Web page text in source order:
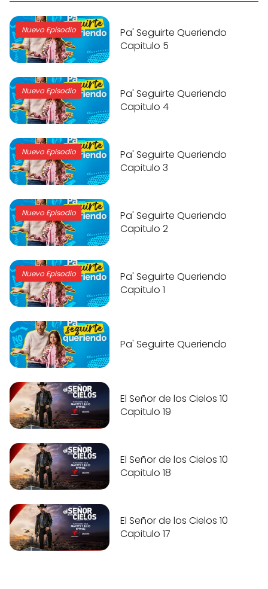
Nuevo Episodio
Pa' Seguirte Queriendo
Capitulo 5
Nuevo Episodio
Pa' Seguirte Queriendo
Capitulo 4
Nuevo Episodio
Pa' Seguirte Queriendo
Capitulo 3
Nuevo Episodio
Pa' Seguirte Queriendo
Capitulo 2
Nuevo Episodio
Pa' Seguirte Queriendo
Capitulo 1
Pa' Seguirte Queriendo
El Señor de los Cielos 10
Capitulo 19
El Señor de los Cielos 10
Capitulo 18
El Señor de los Cielos 10
Capitulo 17